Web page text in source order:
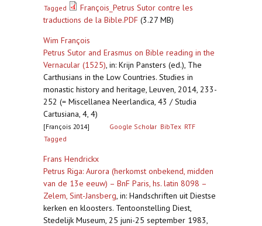
Tagged
François_Petrus Sutor contre les
traductions de la Bible.PDF (3.27 MB)
Wim François
Petrus Sutor and Erasmus on Bible reading in the
Vernacular (1525), in: Krijn Pansters (ed.), The
Carthusians in the Low Countries. Studies in
monastic history and heritage, Leuven, 2014, 233-
252 (= Miscellanea Neerlandica, 43 / Studia
Cartusiana, 4, 4)
[François 2014] Google Scholar BibTex RTF
Tagged
Frans Hendrickx
Petrus Riga: Aurora (herkomst onbekend, midden
van de 13e eeuw) – BnF Paris, hs. latin 8098 –
Zelem, Sint-Jansberg, in: Handschriften uit Diestse
kerken en kloosters. Tentoonstelling Diest,
Stedelijk Museum, 25 juni-25 september 1983,